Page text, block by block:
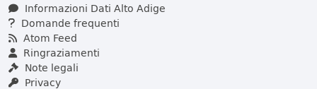
Informazioni Dati Alto Adige
Domande frequenti
Atom Feed
Ringraziamenti
Note legali
Privacy